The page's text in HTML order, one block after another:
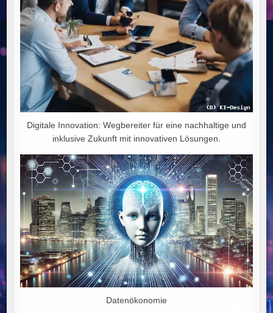
Digitale Innovation: Wegbereiter für eine nachhaltige und
inklusive Zukunft mit innovativen Lösungen.
Datenökonomie